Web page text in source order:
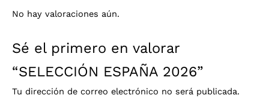
No hay valoraciones aún.
Sé el primero en valorar
“SELECCIÓN ESPAÑA 2026”
Tu dirección de correo electrónico no será publicada.